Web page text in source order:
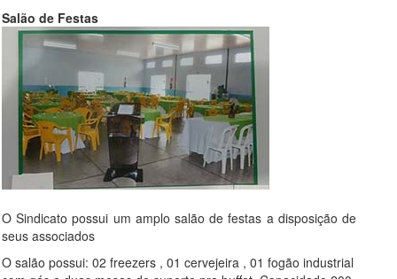
Salão de Festas
O Sindicato possui um amplo salão de festas a disposição de
seus associados
O salão possui: 02 freezers , 01 cervejeira , 01 fogão industrial